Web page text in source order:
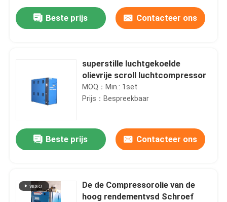
Beste prijs Contacteer ons
superstille luchtgekoelde
olievrije scroll luchtcompressor
MOQ：Min.: 1set
Prijs：Bespreekbaar
Beste prijs Contacteer ons
De de Compressorolie van de
hoog rendementvsd Schroef